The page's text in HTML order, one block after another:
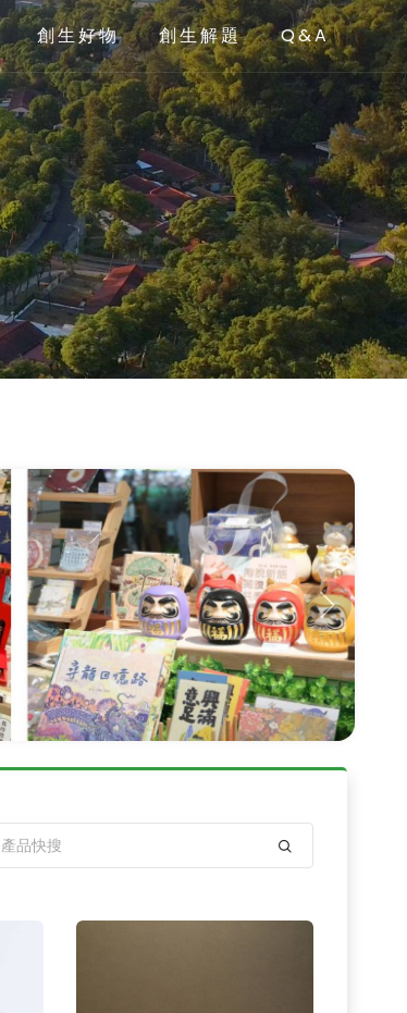
創生好物 創生解題 Q&A
Next